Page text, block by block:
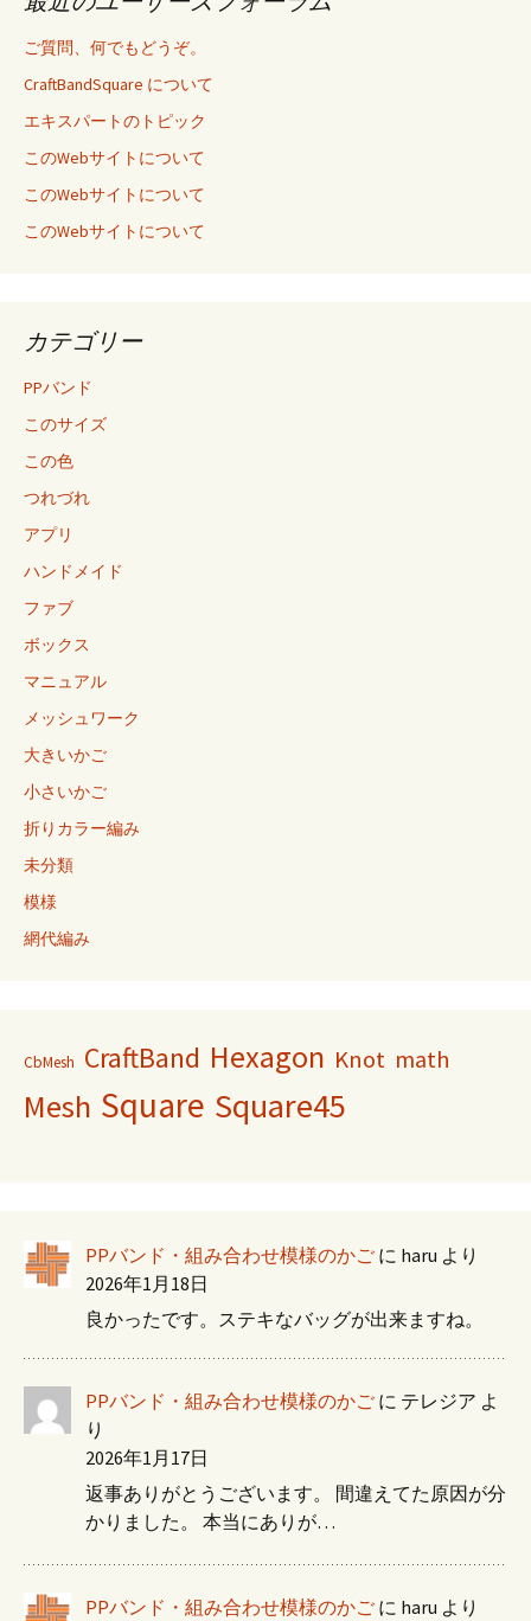
ご質問、何でもどうぞ。
CraftBandSquare について
エキスパートのトピック
このWebサイトについて
このWebサイトについて
このWebサイトについて
カテゴリー
PPバンド
このサイズ
この色
つれづれ
アプリ
ハンドメイド
ファブ
ボックス
マニュアル
メッシュワーク
大きいかご
小さいかご
折りカラー編み
未分類
模様
網代編み
CbMesh CraftBand Hexagon Knot math
Mesh Square Square45
PPバンド・組み合わせ模様のかご に haru より
2026年1月18日
良かったです。ステキなバッグが出来ますね。
PPバンド・組み合わせ模様のかご に テレジア よ
り
2026年1月17日
返事ありがとうございます。 間違えてた原因が分
かりました。 本当にありが…
PPバンド・組み合わせ模様のかご に haru より